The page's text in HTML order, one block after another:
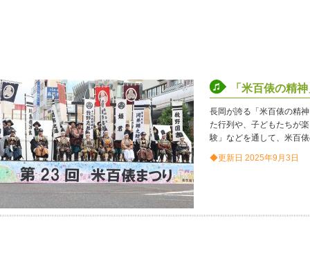
「米百俵の精
長岡が誇る「米百俵の精
た行列や、子どもたちが
験」などを通して、米百
◆更新日 2025年9月3日